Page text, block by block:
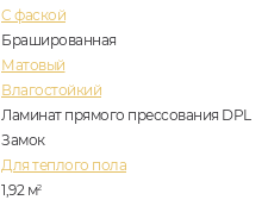
C фаской
Брашированная
Матовый
Влагостойкий
Ламинат прямого прессования DPL
Замок
Для теплого пола
1,92 м2